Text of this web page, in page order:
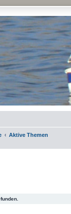
Aktive Themen